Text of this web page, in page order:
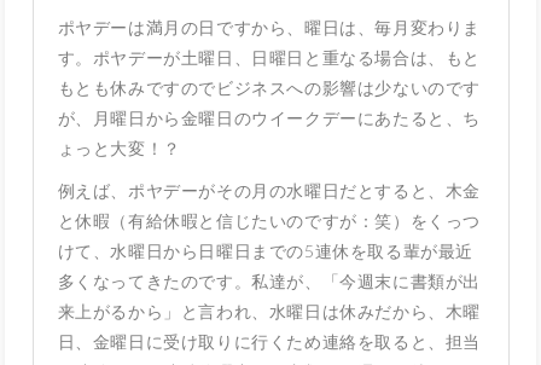
ポヤデーは満月の日ですから、曜日は、毎月変わりま
す。ポヤデーが土曜日、日曜日と重なる場合は、もと
もとも休みですのでビジネスへの影響は少ないのです
が、月曜日から金曜日のウイークデーにあたると、ち
ょっと大変！？
例えば、ポヤデーがその月の水曜日だとすると、木金
と休暇（有給休暇と信じたいのですが：笑）をくっつ
けて、水曜日から日曜日までの5連休を取る輩が最近
多くなってきたのです。私達が、「今週末に書類が出
来上がるから」と言われ、水曜日は休みだから、木曜
日、金曜日に受け取りに行くため連絡を取ると、担当